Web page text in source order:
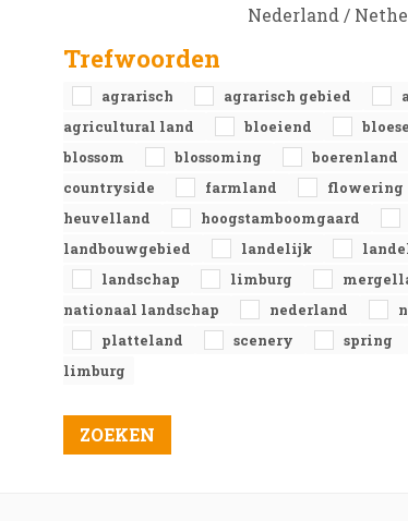
Nederland /
Trefwoorden
agrarisch agrarisch gebied
agricultural land
bloeiend
blossom
blossoming boerenland
countryside
farmland flowering
heuvelland
hoogstamboomgaard
landbouwgebied
landelijk
landschap
limburg
nationaal landschap
nederland
platteland
scenery spring
limburg